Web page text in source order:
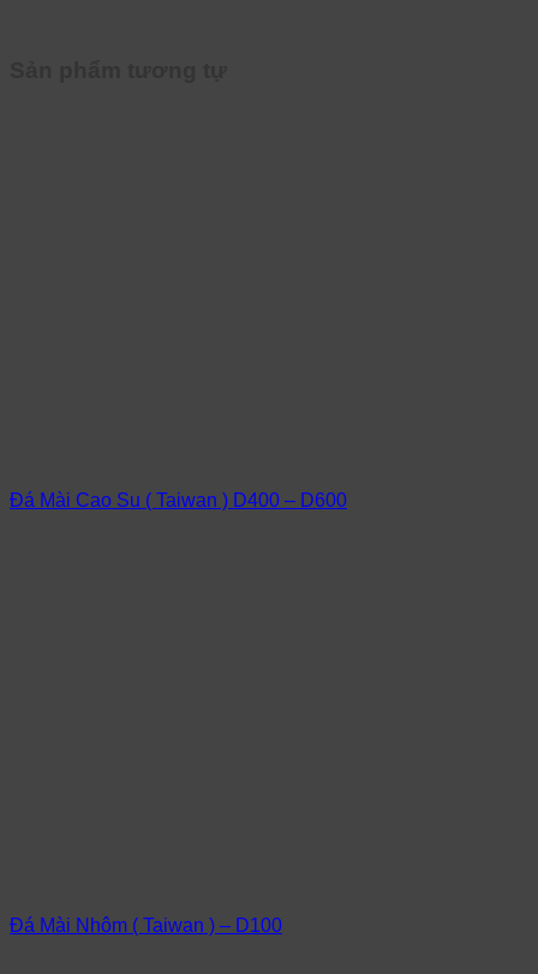
Đá Mài Cao Su ( Taiwan ) D400 – D600
Đá Mài Nhôm ( Taiwan ) – D100